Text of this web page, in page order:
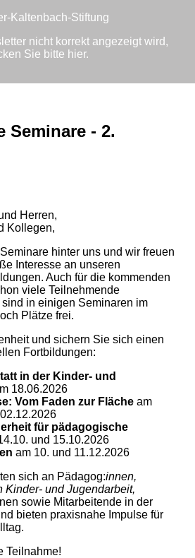
nicht korrekt angezeigt wird,
Sie bitte hier.
Seminare - 2.
Herren,
Kollegen,
hinter uns und wir freuen
Interesse an unseren
Auch für die kommenden
viele Teilnehmende
in einigen Seminaren im
Plätze frei.
und sichern Sie sich einen
Fortbildungen:
in der Kinder- und
18.06.2026
Vom Faden zur Fläche am
für pädagogische
und 15.10.2026
am 10. und 11.12.2026
sich an Pädagog:innen,
Kinder- und Jugendarbeit,
sowie Mitarbeitende in der
bieten praxisnahe Impulse für
Teilnahme!